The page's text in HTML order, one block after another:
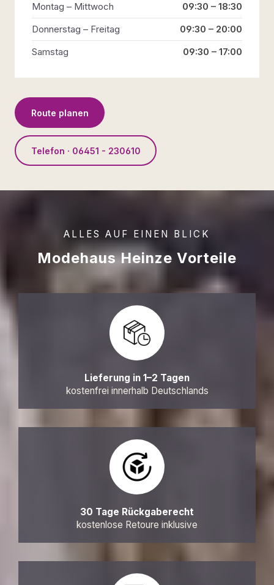
Montag – Mittwoch
09:30 – 18:30
Donnerstag – Freitag
09:30 – 20:00
Samstag
09:30 – 17:00
Route planen
Telefon · 06451 - 230610
ALLES AUF EINEN BLICK
Modehaus Heinze Vorteile
Lieferung in 1–2 Tagen
kostenfrei innerhalb Deutschlands
30 Tage Rückgaberecht
kostenlose Retoure inklusive